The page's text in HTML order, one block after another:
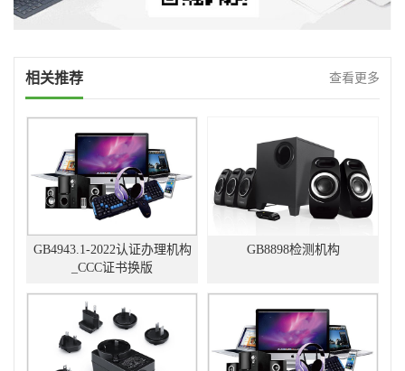
相关推荐 查看更多
GB4943.1-2022认证办理机构
_CCC证书换版
GB8898检测机构